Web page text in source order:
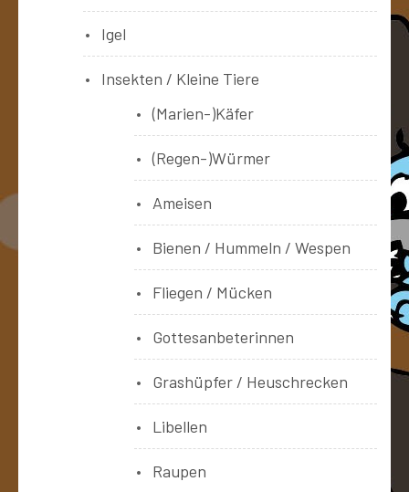
Igel
Insekten / Kleine Tiere
(Marien-)Käfer
(Regen-)Würmer
Ameisen
Bienen / Hummeln / Wespen
Fliegen / Mücken
Gottesanbeterinnen
Grashüpfer / Heuschrecken
Libellen
Raupen